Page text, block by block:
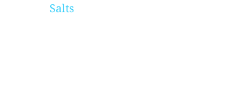
Salts